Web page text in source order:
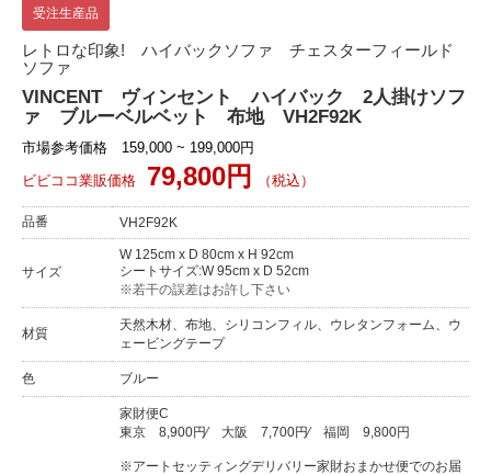
受注生産品
レトロな印象! ハイバックソファ チェスターフィールド
ソファ
VINCENT ヴィンセント ハイバック 2人掛けソフ
ァ ブルーベルベット 布地 VH2F92K
市場参考価格 159,000 ~ 199,000円
ビビココ業販価格
79,800円 （税込）
品番 VH2F92K
サイズ
W 125cm x D 80cm x H 92cm
シートサイズ:W 95cm x D 52cm
※若干の誤差はお許し下さい
材質
天然木材、布地、シリコンフィル、ウレタンフォーム、ウ
ェービングテープ
色 ブルー
家財便C
東京
8,900円⁄ 大阪 7,700円⁄ 福岡 9,800円
※アートセッティングデリバリー家財おまかせ便でのお届